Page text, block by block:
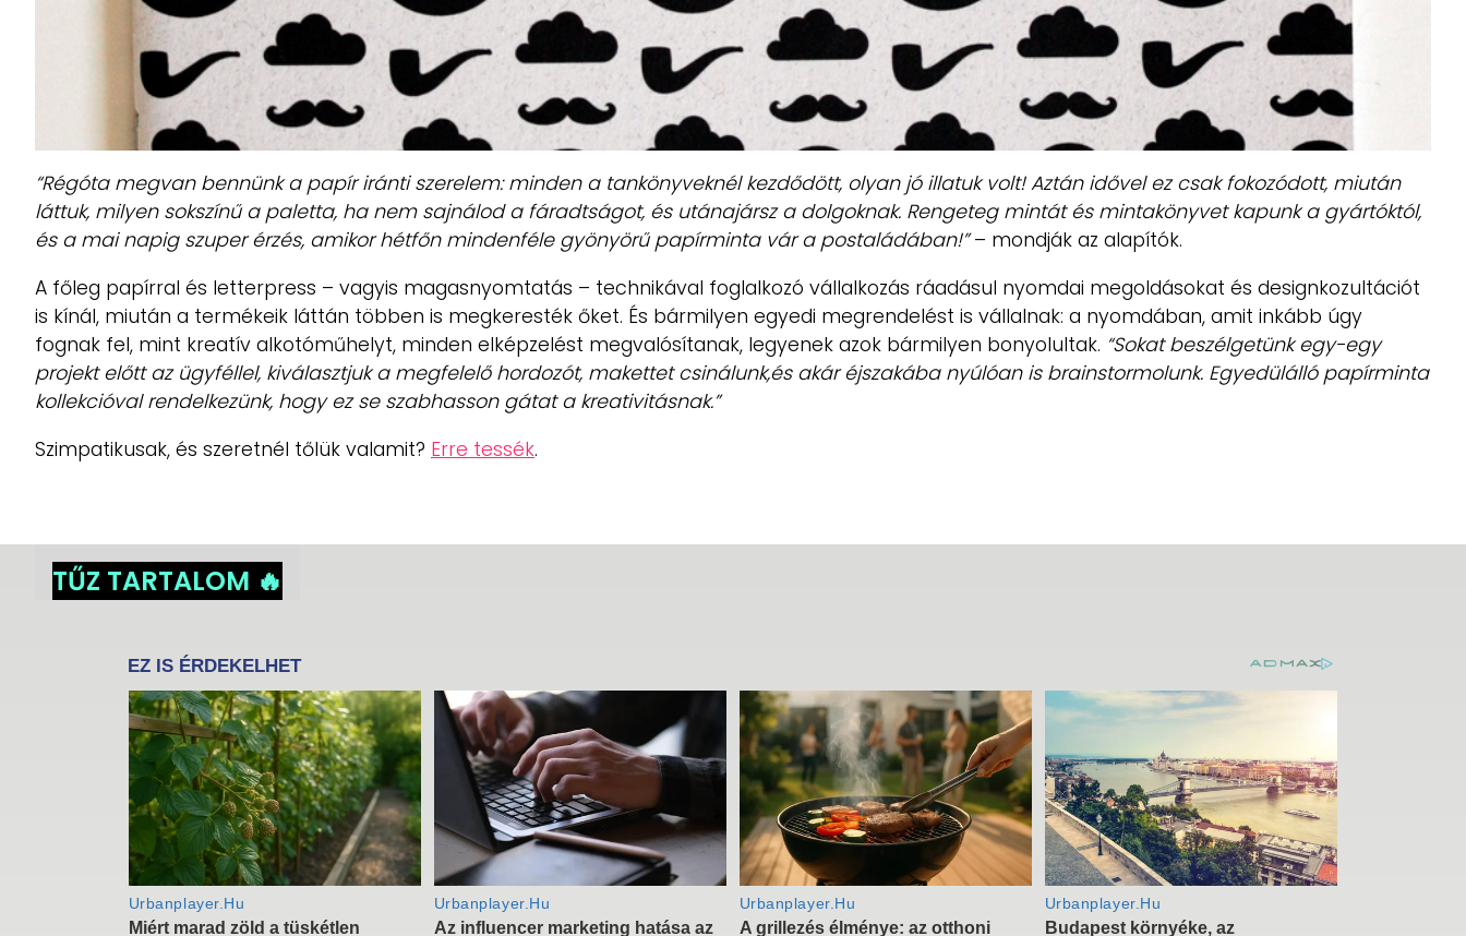
“Régóta megvan bennünk a papír iránti szerelem: minden a tankönyveknél kezdődött, olyan jó illatuk volt! Aztán idővel ez csak fokozódott, miután
láttuk, milyen sokszínű a paletta, ha nem sajnálod a fáradtságot, és utánajársz a dolgoknak. Rengeteg mintát és mintakönyvet kapunk a gyártóktól,
és a mai napig szuper érzés, amikor hétfőn mindenféle gyönyörű papírminta vár a postaládában!”– mondják az alapítók.
A főleg papírral és letterpress – vagyis magasnyomtatás – technikával foglalkozó vállalkozás ráadásul nyomdai megoldásokat és designkozultációt
is kínál, miután a termékeik láttán többen is megkeresték őket. És bármilyen egyedi megrendelést is vállalnak: a nyomdában, amit inkább úgy
fognak fel, mint kreatív alkotóműhelyt, minden elképzelést megvalósítanak, legyenek azok bármilyen bonyolultak. “Sokat beszélgetünk egy-egy
projekt előtt az ügyféllel, kiválasztjuk a megfelelő hordozót, makettet csinálunk,és akár éjszakába nyúlóan is brainstormolunk. Egyedülálló papírminta
kollekcióval rendelkezünk, hogy ez se szabhasson gátat a kreativitásnak.”
Szimpatikusak, és szeretnél tőlük valamit? Erre tessék.
TŰZ TARTALOM 🔥